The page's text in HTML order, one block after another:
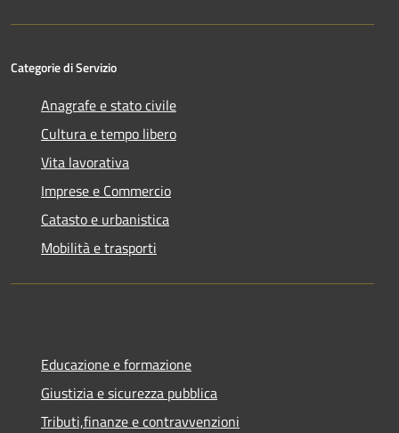
Categorie di Servizio
Anagrafe e stato civile
Cultura e tempo libero
Vita lavorativa
Imprese e Commercio
Catasto e urbanistica
Mobilità e trasporti
Educazione e formazione
Giustizia e sicurezza pubblica
Tributi,finanze e contravvenzioni